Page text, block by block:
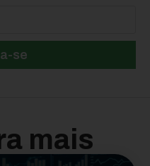
se
mais